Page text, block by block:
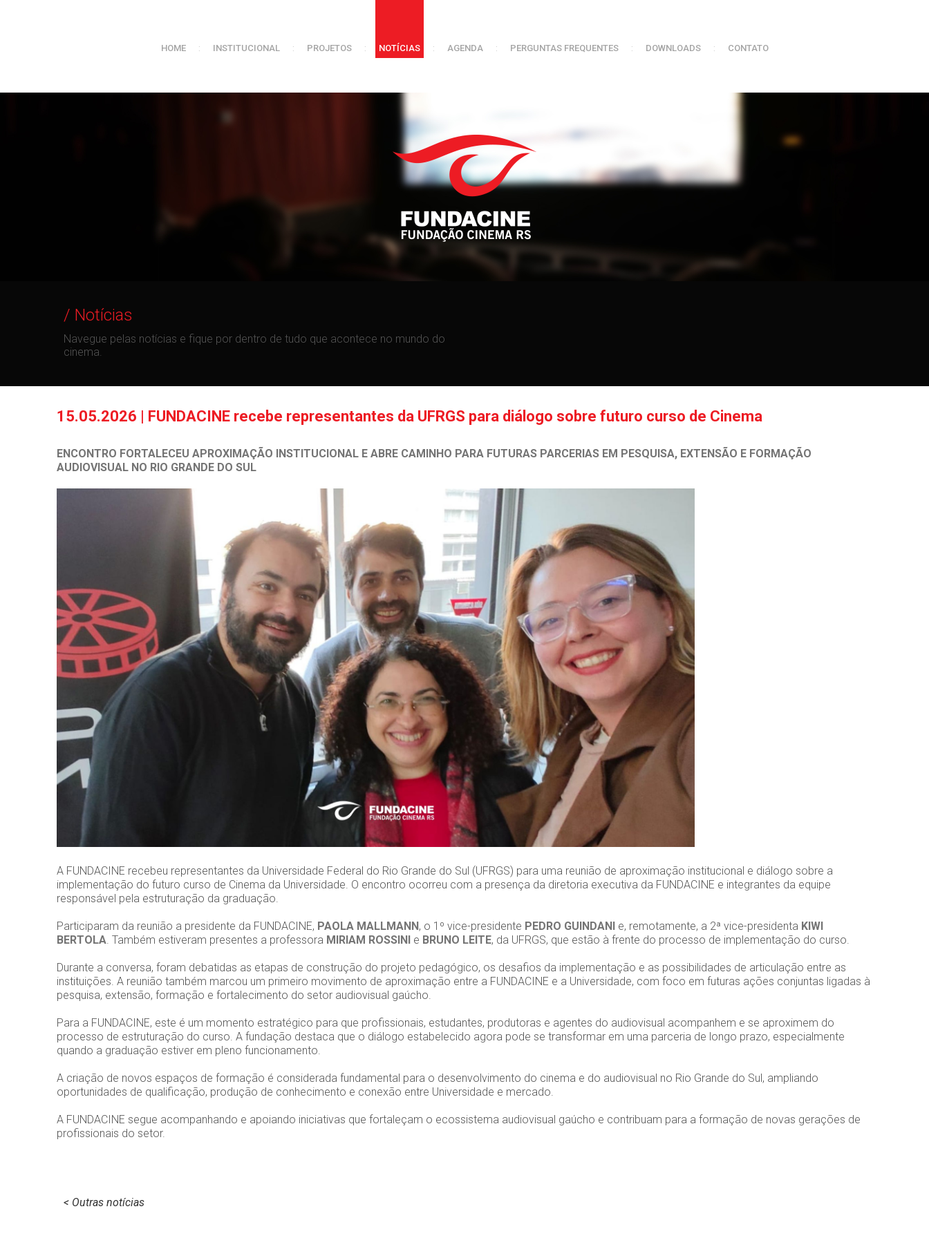
HOME : INSTITUCIONAL : PROJETOS : NOTÍCIAS : AGENDA : PERGUNTAS FREQUENTES : DOWNLOADS : CONTATO
/ Notícias
Navegue pelas notícias e fique por dentro de tudo que acontece no mundo do
cinema.
15.05.2026 | FUNDACINE recebe representantes da UFRGS para diálogo sobre futuro curso de Cinema
ENCONTRO FORTALECEU APROXIMAÇÃO INSTITUCIONAL E ABRE CAMINHO PARA FUTURAS PARCERIAS EM PESQUISA, EXTENSÃO E FORMAÇÃO
AUDIOVISUAL NO RIO GRANDE DO SUL
A FUNDACINE recebeu representantes da Universidade Federal do Rio Grande do Sul (UFRGS) para uma reunião de aproximação institucional e diálogo sobre a
implementação do futuro curso de Cinema da Universidade. O encontro ocorreu com a presença da diretoria executiva da FUNDACINE e integrantes da equipe
responsável pela estruturação da graduação.
Participaram da reunião a presidente da FUNDACINE, PAOLA MALLMANN , o 1º vice-presidente PEDRO GUINDANI e, remotamente, a 2ª vice-presidenta KIWI
BERTOLA. Também estiveram presentes a professora MIRIAM ROSSINI e BRUNO LEITE, da UFRGS, que estão à frente do processo de implementação do curso.
Durante a conversa, foram debatidas as etapas de construção do projeto pedagógico, os desafios da implementação e as possibilidades de articulação entre as
instituições. A reunião também marcou um primeiro movimento de aproximação entre a FUNDACINE e a Universidade, com foco em futuras ações conjuntas ligadas à
pesquisa, extensão, formação e fortalecimento do setor audiovisual gaúcho.
Para a FUNDACINE, este é um momento estratégico para que profissionais, estudantes, produtoras e agentes do audiovisual acompanhem e se aproximem do
processo de estruturação do curso. A fundação destaca que o diálogo estabelecido agora pode se transformar em uma parceria de longo prazo, especialmente
quando a graduação estiver em pleno funcionamento.
A criação de novos espaços de formação é considerada fundamental para o desenvolvimento do cinema e do audiovisual no Rio Grande do Sul, ampliando
oportunidades de qualificação, produção de conhecimento e conexão entre Universidade e mercado.
A FUNDACINE segue acompanhando e apoiando iniciativas que fortaleçam o ecossistema audiovisual gaúcho e contribuam para a formação de novas gerações de
profissionais do setor.
< Outras notícias